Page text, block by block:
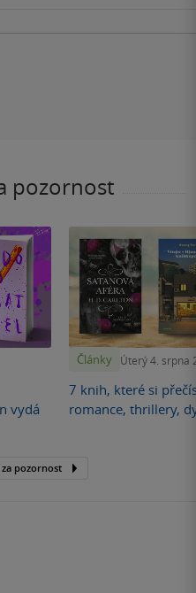
pozornost
vydá
Články Úterý 4. srpna
7 knih, které si
romance, thrillery,
pozornost